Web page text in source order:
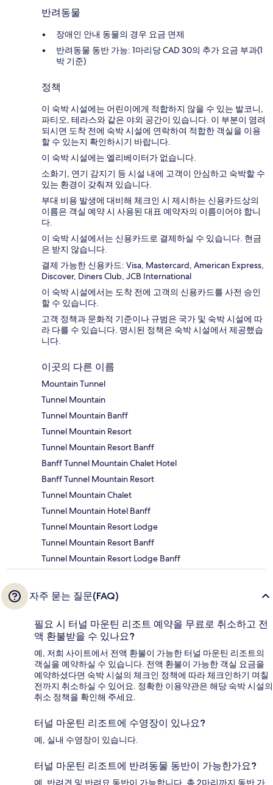
반려동물
장애인 안내 동물의 경우 요금 면제
반려동물 동반 가능: 1마리당 CAD 30의 추가 요금 부과(1
박 기준)
정책
이 숙박 시설에는 어린이에게 적합하지 않을 수 있는 발코니,
파티오, 테라스와 같은 야외 공간이 있습니다. 이 부분이 염려
되시면 도착 전에 숙박 시설에 연락하여 적합한 객실을 이용
할 수 있는지 확인하시기 바랍니다.
이 숙박 시설에는 엘리베이터가 없습니다.
소화기, 연기 감지기 등 시설 내에 고객이 안심하고 숙박할 수
있는 환경이 갖춰져 있습니다.
부대 비용 발생에 대비해 체크인 시 제시하는 신용카드상의
이름은 객실 예약 시 사용된 대표 예약자의 이름이어야 합니
다.
이 숙박 시설에서는 신용카드로 결제하실 수 있습니다. 현금
은 받지 않습니다.
결제 가능한 신용카드: Visa, Mastercard, American Express,
Discover, Diners Club, JCB International
이 숙박 시설에서는 도착 전에 고객의 신용카드를 사전 승인
할 수 있습니다.
고객 정책과 문화적 기준이나 규범은 국가 및 숙박 시설에 따
라 다를 수 있습니다. 명시된 정책은 숙박 시설에서 제공했습
니다.
이곳의 다른 이름
Mountain Tunnel
Tunnel Mountain
Tunnel Mountain Banff
Tunnel Mountain Resort
Tunnel Mountain Resort Banff
Banff Tunnel Mountain Chalet Hotel
Banff Tunnel Mountain Resort
Tunnel Mountain Chalet
Tunnel Mountain Hotel Banff
Tunnel Mountain Resort Lodge
Tunnel Mountain Resort Banff
Tunnel Mountain Resort Lodge Banff
자주 묻는 질문(FAQ)
필요 시 터널 마운틴 리조트 예약을 무료로 취소하고 전
액 환불받을 수 있나요?
예, 저희 사이트에서 전액 환불이 가능한 터널 마운틴 리조트의
객실을 예약하실 수 있습니다. 전액 환불이 가능한 객실 요금을
예약하셨다면 숙박 시설의 체크인 정책에 따라 체크인하기 며칠
전까지 취소하실 수 있어요. 정확한 이용약관은 해당 숙박 시설의
취소 정책을 확인해 주세요.
터널 마운틴 리조트에 수영장이 있나요?
예, 실내 수영장이 있습니다.
터널 마운틴 리조트에 반려동물 동반이 가능한가요?
예, 반려견 및 반려묘 동반이 가능합니다. 총 2마리까지 동반 가